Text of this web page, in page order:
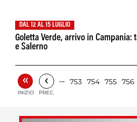
DAL 12 AL 15 LUGLIO
Goletta Verde, arrivo in Campania:
e Salerno
«
INIZIO
‹
PREC.
… 753 754 755 756